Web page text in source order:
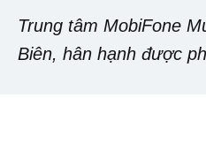
Trung tâm MobiFone
Biên, hân hạnh được